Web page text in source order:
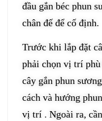
đầu gắn béc phun
chân đế để cố định.
Trước khi lắp đặt
phải chọn vị trí phù
cây gắn phun
cách và hướng
vị trí . Ngoài ra,